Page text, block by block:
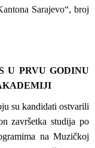
Sarajevo“, broj
U PRVU GODINU
su kandidati ostvarili
završetka studija po
na Muzičkoj